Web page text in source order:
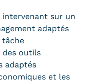
sur un
adaptés
tâche
des outils
adaptés
et les